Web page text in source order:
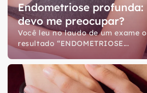
Endometriose profunda:
devo me preocupar?
Você leu no laudo de um exame o
resultado “ENDOMETRIOSE...